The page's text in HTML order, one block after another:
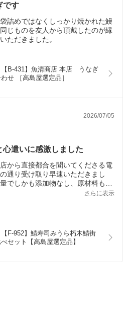
です
詰めではなくしっかり焼かれた鰻
じものを友人から頂戴したのが縁
ただきました。
【B-431】魚清商店 本店　うなぎ
せ ［高島屋選定品］
2026/07/05
遣いに感激しました
から直接都合を聞いてくださる電
通り受け取り早速いただきまし
でしかも添加物なし、原材料もお
まで食べた中でも最高の美味しさ
じが心地よくまたぜひ注文したい
さらに表示
【F-952】鯖寿司みうら朽木鯖街
セット【高島屋選定品】